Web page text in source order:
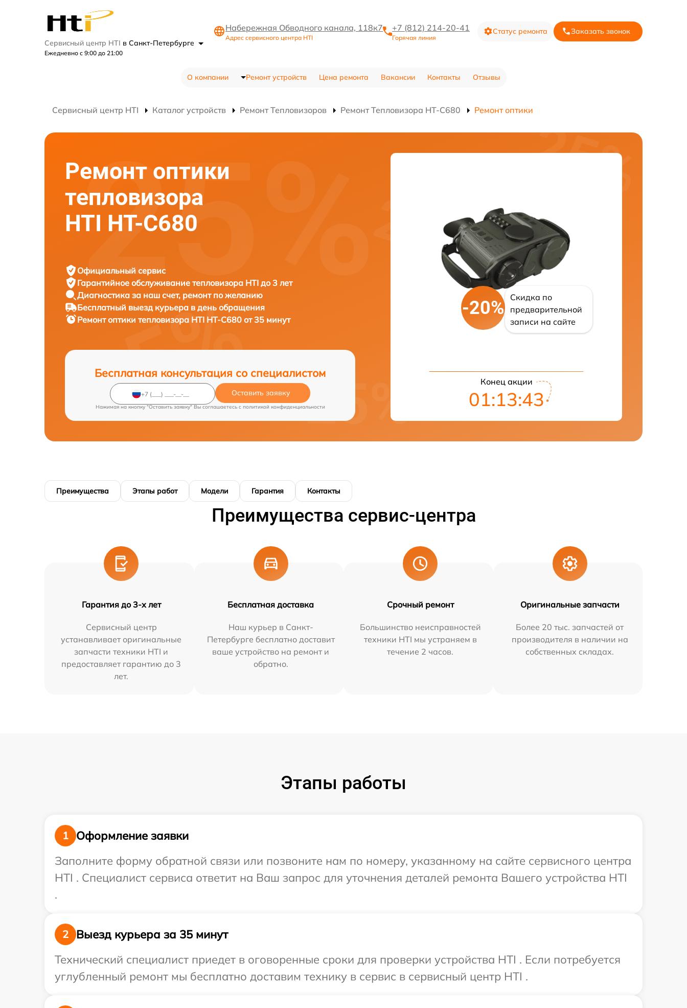
Сервисный центр HTI в Санкт-Петербурге
Ежедневно с 9:00 до 21:00
Набережная Обводного канала, 118к7
Адрес сервисного центра HTI
+7 (812) 214-20-41
Горячая линия
Статус ремонта Заказать звонок
О компании Ремонт устройств Цена ремонта Вакансии Контакты Отзывы
Сервисный центр HTI Каталог устройств Ремонт Тепловизоров Ремонт Тепловизора HT-C680 Ремонт оптики
Ремонт оптики
тепловизора
HTI HT-C680
Официальный сервис
Гарантийное обслуживание тепловизора HTI до 3 лет
Диагностика за наш счет, ремонт по желанию
Бесплатный выезд курьера в день обращения
Ремонт оптики тепловизора HTI HT-C680 от 35 минут
Бесплатная консультация со специалистом
Оставить заявку
Нажимая на кнопку "Оставить заявку" Вы соглашаетесь c политикой конфиденциальности
-20%
Скидка по
предварительной
записи на сайте
Конец акции
01:13:42
Преимущества Этапы работ Модели Гарантия Контакты
Преимущества сервис-центра
Гарантия до 3-х лет
Сервисный центр
устанавливает оригинальные
запчасти техники HTI и
предоставляет гарантию до 3
лет.
Бесплатная доставка
Наш курьер в Санкт-
Петербурге бесплатно доставит
ваше устройство на ремонт и
обратно.
Срочный ремонт
Большинство неисправностей
техники HTI мы устраняем в
течение 2 часов.
Оригинальные запчасти
Более 20 тыс. запчастей от
производителя в наличии на
собственных складах.
Этапы работы
1
Оформление заявки
Заполните форму обратной связи или позвоните нам по номеру, указанному на сайте сервисного центра
HTI . Специалист сервиса ответит на Ваш запрос для уточнения деталей ремонта Вашего устройства HTI
.
2
Выезд курьера за 35 минут
Технический специалист приедет в оговоренные сроки для проверки устройства HTI . Если потребуется
углубленный ремонт мы бесплатно доставим технику в сервис в сервисный центр HTI .